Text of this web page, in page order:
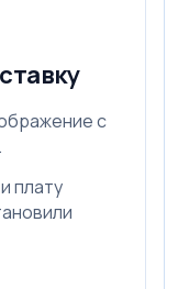
с
плату